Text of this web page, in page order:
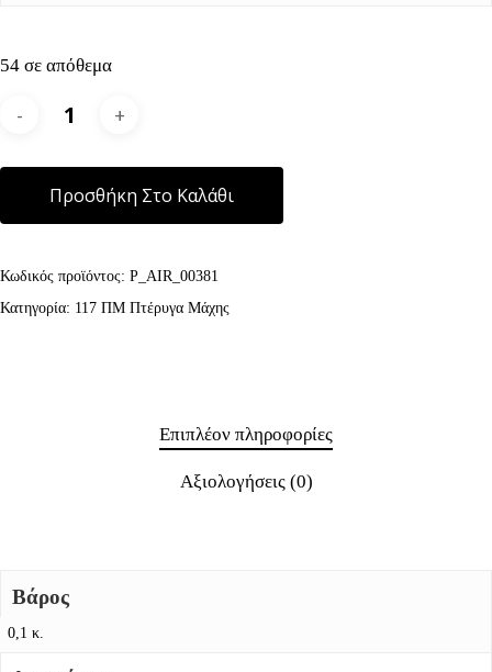
54 σε απόθεμα
Προσθήκη Στο Καλάθι
Κωδικός προϊόντος: P_AIR_00381
Κατηγορία: 117 ΠΜ Πτέρυγα Μάχης
Επιπλέον πληροφορίες
Αξιολογήσεις (0)
Βάρος
0,1 κ.